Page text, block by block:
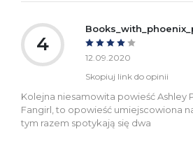
4
12.09.2020
Skopiuj link do opinii
Kolejna niesamowita powieść Ashley
Fangirl, to opowieść umiejscowiona
tym razem spotykają się dwa